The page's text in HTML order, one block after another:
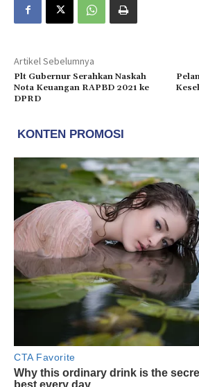
Artikel Sebelumnya
Plt Gubernur Serahkan Naskah
Nota Keuangan RAPBD 2021 ke
DPRD